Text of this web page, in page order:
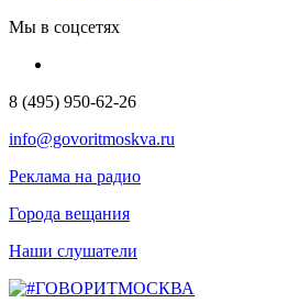
Мы в соцсетях
8 (495) 950-62-26
info@govoritmoskva.ru
Реклама на радио
Города вещания
Наши слушатели